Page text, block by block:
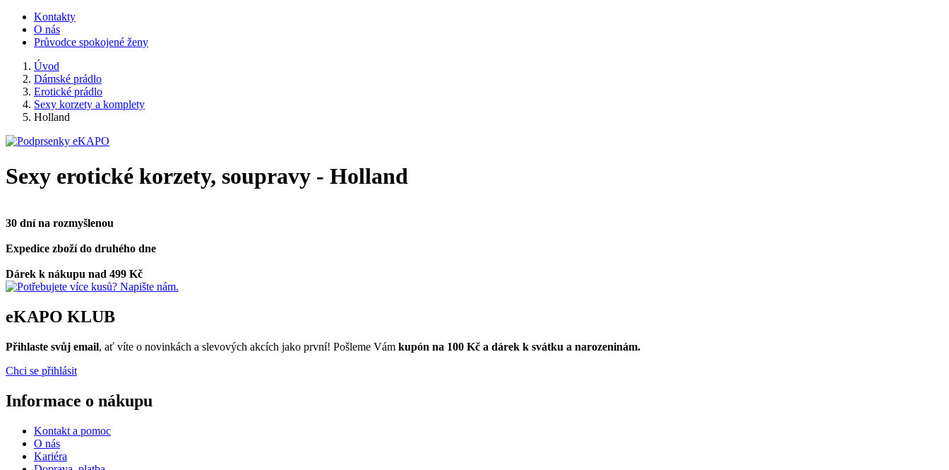
Kontakty
O nás
Průvodce spokojené ženy
Úvod
Dámské prádlo
Erotické prádlo
Sexy korzety a komplety
Holland
Sexy erotické korzety, soupravy - Holland
30 dní na rozmyšlenou
Expedice zboží do druhého dne
Dárek k nákupu nad 499 Kč
eKAPO KLUB
Přihlaste svůj email, ať víte o novinkách a slevových akcích jako první! Pošleme Vám kupón na 100 Kč a dárek k svátku a narozeninám.
Chci se přihlásit
Informace o nákupu
Kontakt a pomoc
O nás
Kariéra